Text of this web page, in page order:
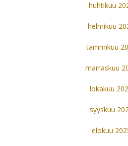
huhtikuu
helmikuu
tammikuu
marraskuu
lokakuu
syyskuu
elokuu